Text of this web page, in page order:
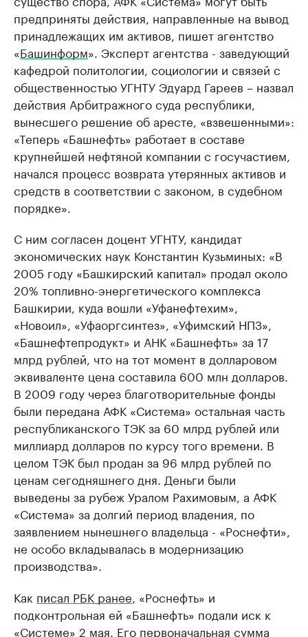
предприняты действия, направленные на вывод
принадлежащих им активов, пишет агентство
«Башинформ». Эксперт агентства - заведующий
кафедрой политологии, социологии и связей с
общественностью УГНТУ Эдуард Гареев – назвал
действия Арбитражного суда республики,
вынесшего решение об аресте, «взвешенными»:
«Теперь «Башнефть» работает в составе
крупнейшей нефтяной компании с госучастием,
начался процесс возврата утерянных активов и
средств в соответствии с законом, в судебном
порядке».
С ним согласен доцент УГНТУ, кандидат
экономических наук Константин Кузьминых: «В
2005 году «Башкирский капитал» продал около
20% топливно-энергетического комплекса
Башкирии, куда вошли «Уфанефтехим»,
«Новоил», «Уфаоргсинтез», «Уфимский НПЗ»,
«Башнефтепродукт» и АНК «Башнефть» за 17
млрд рублей, что на тот момент в долларовом
эквиваленте цена составила 600 млн долларов.
В 2009 году через благотворительные фонды
были передана АФК «Система» остальная часть
республиканского ТЭК за 60 млрд рублей или
миллиард долларов по курсу того времени. В
целом ТЭК был продан за 96 млрд рублей по
ценам сегодняшнего дня. Деньги были
выведены за рубеж Уралом Рахимовым, а АФК
«Система» за долгий период владения, по
заявлением нынешнего владельца - «​Роснефти»,
не особо вкладывалась в модернизацию
производства».
Как писал РБК ранее, «Роснефть» и
подконтрольная ей «Башнефть» подали иск к
«Системе» 2 мая. Его первоначальная сумма